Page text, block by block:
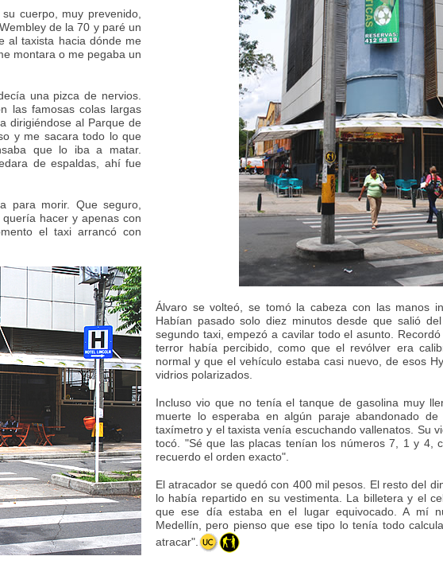
cuerpo, muy prevenido,
de la 70 y paré un
al taxista hacia dónde me
montara o me pegaba un
una pizca de nervios.
las famosas colas largas
dirigiéndose al Parque de
y me sacara todo lo que
que lo iba a matar.
de espaldas, ahí fue
para morir. Que seguro,
hacer y apenas con
el taxi arrancó con
Álvaro se volteó, se tomó la cabeza con las manos
Habían pasado solo diez minutos desde que salió
segundo taxi, empezó a cavilar todo el asunto.
terror había percibido, como que el revólver era
normal y que el vehículo estaba casi nuevo, de esos
vidrios polarizados.
Incluso vio que no tenía el tanque de gasolina muy
muerte lo esperaba en algún paraje abandonado
taxímetro y el taxista venía escuchando vallenatos. Su
tocó. "Sé que las placas tenían los números 7, 1 y 4,
recuerdo el orden exacto".
El atracador se quedó con 400 mil pesos. El resto del
lo había repartido en su vestimenta. La billetera y el
que ese día estaba en el lugar equivocado. A mí
Medellín, pero pienso que ese tipo lo tenía todo
atracar".